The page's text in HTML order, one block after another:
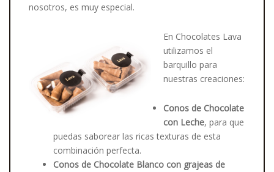
nosotros, es muy especial.
En Chocolates Lava
utilizamos el
barquillo para
nuestras creaciones:
Conos de Chocolate
con Leche, para que
puedas saborear las ricas texturas de esta
combinación perfecta.
Conos de Chocolate Blanco con grajeas de